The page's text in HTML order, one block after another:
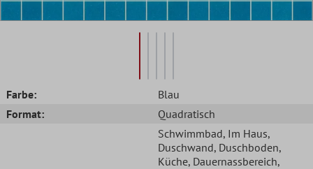
Farbe:
Blau
Format:
Quadratisch
Schwimmbad, Im Haus,
Duschwand, Duschboden,
Küche, Dauernassbereich,